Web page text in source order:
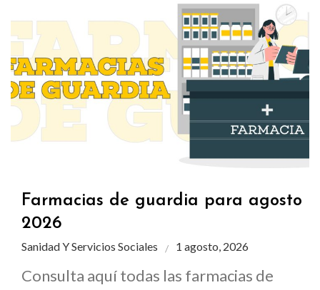
Farmacias de guardia para agosto
2026
Sanidad Y Servicios Sociales 1 agosto, 2026
Consulta aquí todas las farmacias de